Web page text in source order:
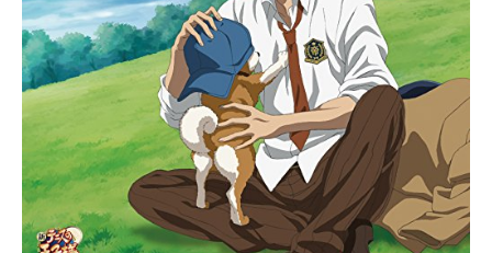
ビジネスと働き方のヒント
AI活用のいまが分かる
企業ITのトレンドを詳説
経営リーダーのコミュニティ
マーケ×ITの今がよく分かる